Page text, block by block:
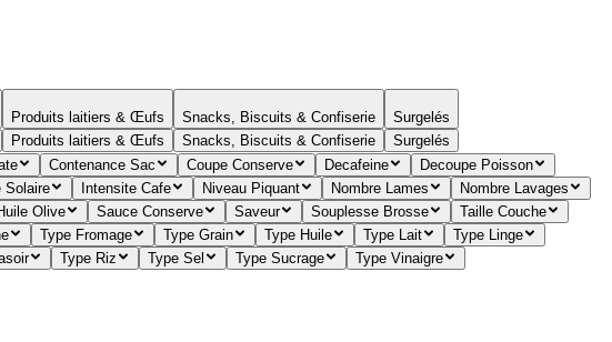
Produits laitiers & Œufs Snacks, Biscuits & Confiserie
Surgelés
Produits laitiers & Œufs Snacks, Biscuits & Confiserie
Surgelés
Contenance Sac Coupe Conserve Decafeine
Decoupe Poisson
Solaire Intensite Cafe Niveau Piquant Nombre Lames
Nombre Lavages
Olive Sauce Conserve Saveur Souplesse Brosse
Taille Couche
Type Fromage Type Grain Type Huile Type Lait
Type Linge
Type Riz Type Sel Type Sucrage
Type Vinaigre